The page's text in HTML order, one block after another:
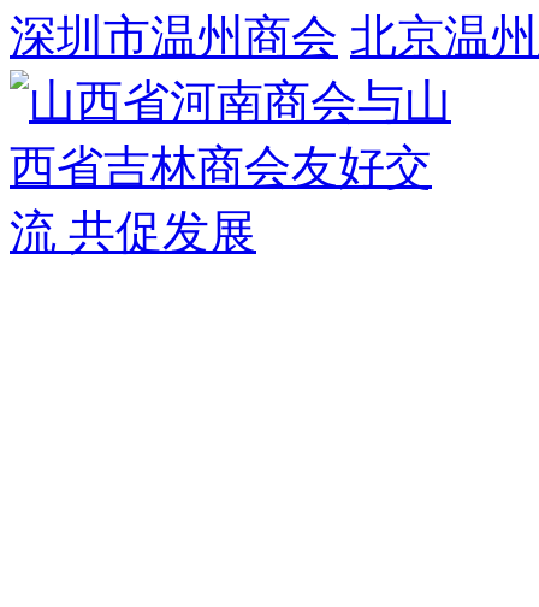
深圳市温州商会 北京温